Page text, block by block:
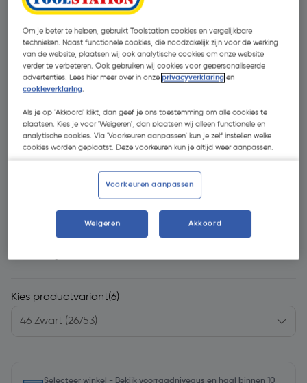
- 49 %
Kies productvariant(6)
Selecteer winkel - Bekijk voorraadniveaus en haal binnen 10
Om je beter te helpen, gebruikt Toolstation cookies en vergelijkbare
technieken. Naast functionele cookies, die noodzakelijk zijn voor de werking
van de website, plaatsen wij ook analytische cookies om onze website
verder te verbeteren. Ook gebruiken wij cookies voor gepersonaliseerde
advertenties. Lees hier meer over in onzeprivacyverklaring en
cookieverklaring.
Als je op 'Akkoord' klikt, dan geef je ons toestemming om alle cookies te
plaatsen. Kies je voor 'Weigeren', dan plaatsen wij alleen functionele en
analytische cookies. Via 'Voorkeuren aanpassen' kun je zelf instellen welke
cookies worden geplaatst. Deze voorkeuren kun je altijd weer aanpassen.
Voorkeuren aanpassen
Weigeren Akkoord